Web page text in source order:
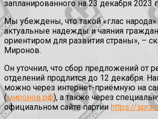
запланированного на 23 декабря 2023
Мы убеждены, что такой «глас
актуальные надежды и чаяния
ориентиром для развития страны», –
Миронов.
Он уточнил, что сбор предложений от
отделений продлится до 12 декабря.
можно через интернет-приёмную на
(миронов.рф), а также через
официальном сайте партии https://